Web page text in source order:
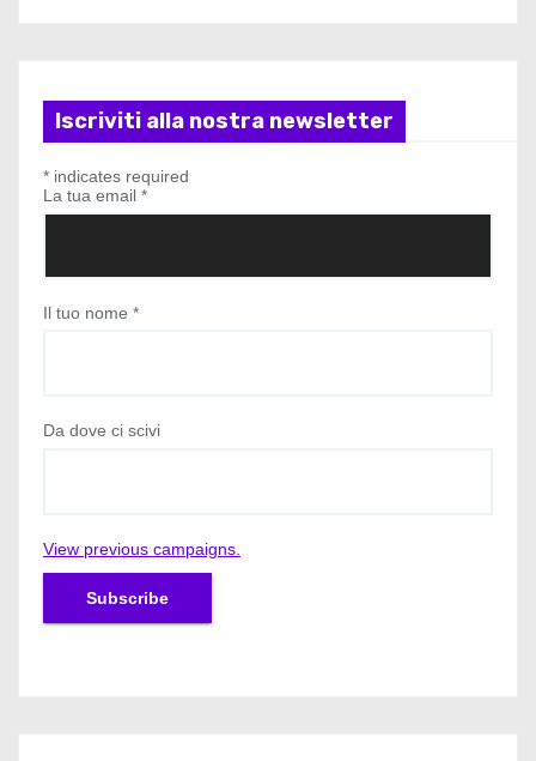
Iscriviti alla nostra newsletter
* indicates required
La tua email *
Il tuo nome *
Da dove ci scivi
View previous campaigns.